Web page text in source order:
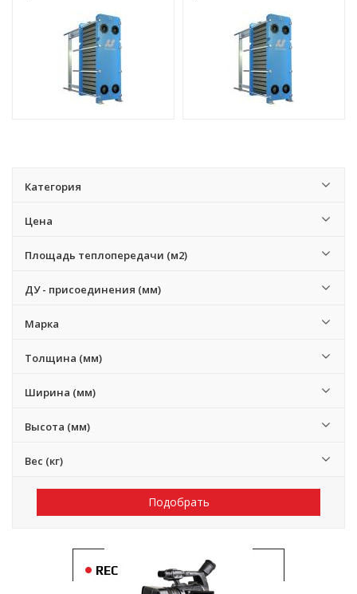
Категория
Цена
Площадь теплопередачи (м2)
ДУ - присоединения (мм)
Марка
Толщина (мм)
Ширина (мм)
Высота (мм)
Вес (кг)
Подобрать